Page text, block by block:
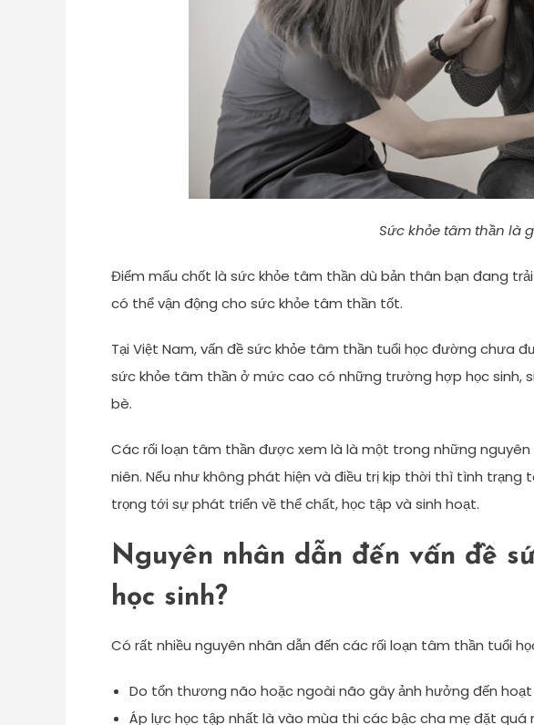
Sức khỏe tâm thần là
Điểm mấu chốt là sức khỏe tâm thần dù bản thân bạn đang
có thể vận động cho sức khỏe tâm thần tốt.
Tại Việt Nam, vấn đề sức khỏe tâm thần tuổi học đường chưa
sức khỏe tâm thần ở mức cao có những trường hợp học sinh,
bè.
Các rối loạn tâm thần được xem là là một trong những
niên. Nếu như không phát hiện và điều trị kịp thời thì tình trạng
trọng tới sự phát triển về thể chất, học tập và sinh hoạt.
Nguyên nhân dẫn đến vấn đề
học sinh?
Có rất nhiều nguyên nhân dẫn đến các rối loạn tâm thần tuổi
Do tổn thương não hoặc ngoài não gây ảnh hưởng đến
Áp lực học tập nhất là vào mùa thi các bậc cha mẹ đặt quá